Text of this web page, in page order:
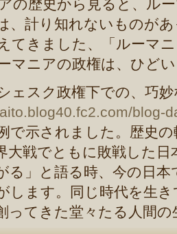
の歴史から見ると、ル
、計り知れないものが
てきました、「ルーマ
マニアの政権は、ひど
ェスク政権下での、巧妙
blog-
で示されました。歴史
大戦でともに敗戦した
る」と語る時、今の日
します。同じ時代を生
ってきた堂々たる人間